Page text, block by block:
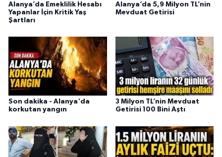
Alanya’da Emeklilik Hesabı
Yapanlar İçin Kritik Yaş
Şartları
Alanya’da 5,9 Milyon TL’nin
Mevduat Getirisi
Son dakika - Alanya'da
korkutan yangın
3 Milyon TL’nin Mevduat
Getirisi 100 Bini Aştı